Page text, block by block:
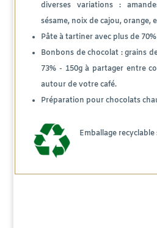
diverses variations :
sésame, noix de cajou, orange,
Pâte à tartiner avec plus de
Bonbons de chocolat : grains
73% - 150g à partager entre
autour de votre café.
Préparation pour chocolats
Emballage